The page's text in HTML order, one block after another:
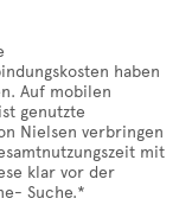
haben
Auf mobilen
genutzte
Nielsen verbringen
mit
klar vor der
Suche.*